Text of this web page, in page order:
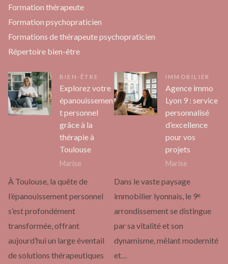
Formation thérapeute
Formation psychopraticien
Formations de thérapeute psychopraticien
Répertoire bien-être
BIEN-ÊTRE
Explorez votre
épanouissemen
t personnel
grâce à la
thérapie à
Toulouse
Marise
À Toulouse, la quête de
l’épanouissement personnel
s’est profondément
transformée, offrant
aujourd’hui un large éventail
de solutions thérapeutiques
IMMOBILIER
Agence immo
Lyon 9 : service
personnalisé
d’excellence
pour vos
projets
Marise
Dans le vaste paysage
immobilier lyonnais, le 9ᵉ
arrondissement se distingue
par sa vitalité et son
dynamisme, mêlant modernité
et…